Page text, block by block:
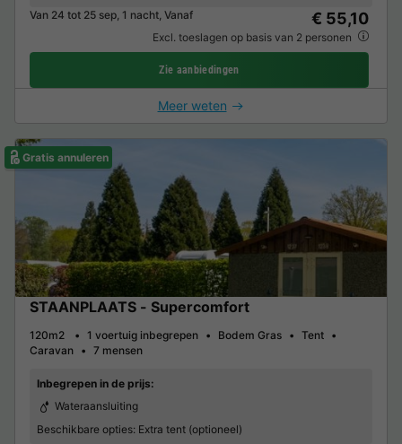
Van 24 tot 25 sep, 1 nacht, Vanaf
€ 55,10
Excl. toeslagen op basis van 2 personen
Zie aanbiedingen
Meer weten
Gratis annuleren
STAANPLAATS - Supercomfort
120m2 1 voertuig inbegrepen Bodem Gras
Tent
Caravan
7 mensen
Inbegrepen in de prijs:
Wateraansluiting
Beschikbare opties: Extra tent (optioneel)